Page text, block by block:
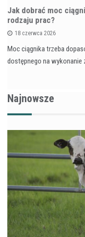
Jak dobrać moc
rodzaju prac?
18 czerwca 2026
Moc ciągnika trzeba
dostępnego na wykonanie
Najnowsze